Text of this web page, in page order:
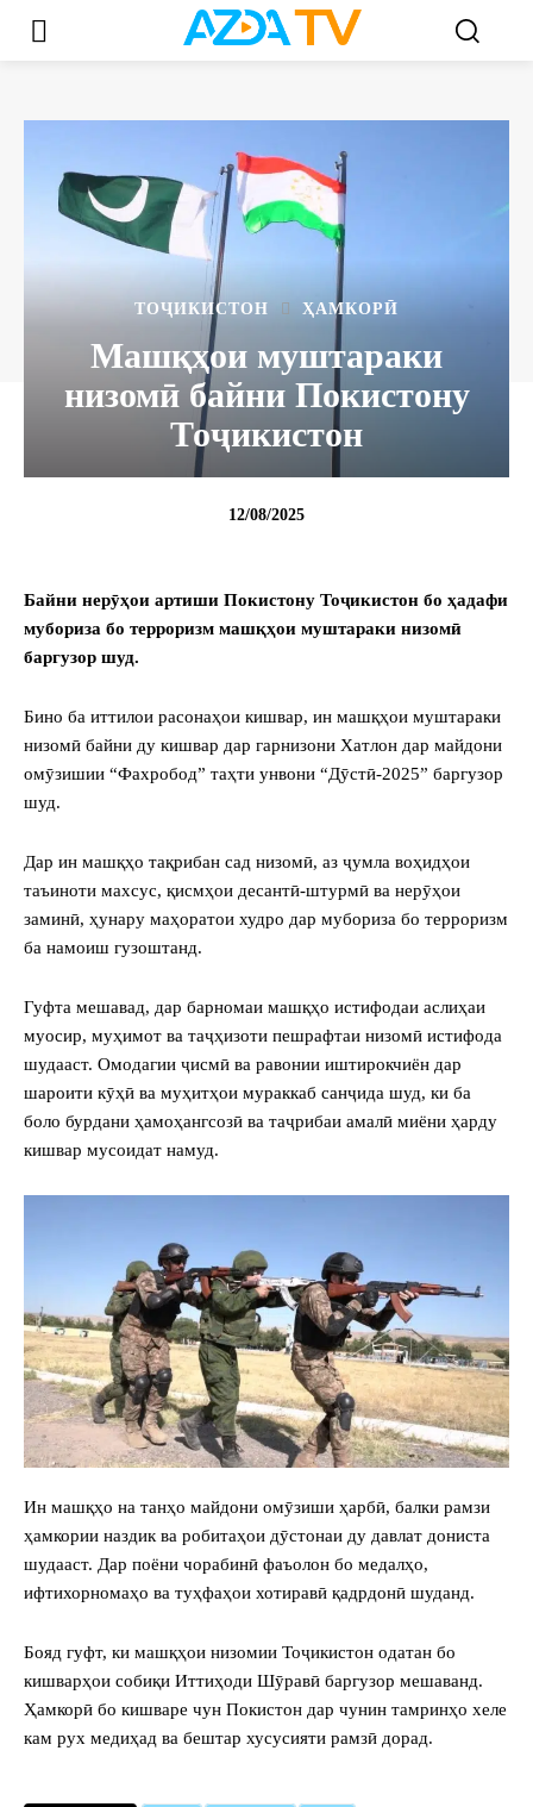
ТОҶИКИСТОН ҲАМКОРӢ
Машқҳои муштараки
низомӣ байни Покистону
Тоҷикистон
12/08/2025
Байни нерӯҳои артиши Покистону Тоҷикистон бо ҳадафи
мубориза бо терроризм машқҳои муштараки низомӣ
баргузор шуд.
Бино ба иттилои расонаҳои кишвар, ин машқҳои муштараки
низомӣ байни ду кишвар дар гарнизони Хатлон дар майдони
омӯзишии “Фахробод” таҳти унвони “Дӯстӣ-2025” баргузор
шуд.
Дар ин машқҳо тақрибан сад низомӣ, аз ҷумла воҳидҳои
таъиноти махсус, қисмҳои десантӣ-штурмӣ ва нерӯҳои
заминӣ, ҳунару маҳоратои худро дар мубориза бо терроризм
ба намоиш гузоштанд.
Гуфта мешавад, дар барномаи машқҳо истифодаи аслиҳаи
муосир, муҳимот ва таҷҳизоти пешрафтаи низомӣ истифода
шудааст. Омодагии ҷисмӣ ва равонии иштирокчиён дар
шароити кӯҳӣ ва муҳитҳои мураккаб санҷида шуд, ки ба
боло бурдани ҳамоҳангсозӣ ва таҷрибаи амалӣ миёни ҳарду
кишвар мусоидат намуд.
Ин машқҳо на танҳо майдони омӯзиши ҳарбӣ, балки рамзи
ҳамкории наздик ва робитаҳои дӯстонаи ду давлат дониста
шудааст. Дар поёни чорабинӣ фаъолон бо медалҳо,
ифтихорномаҳо ва туҳфаҳои хотиравӣ қадрдонӣ шуданд.
Бояд гуфт, ки машқҳои низомии Тоҷикистон одатан бо
кишварҳои собиқи Иттиҳоди Шӯравӣ баргузор мешаванд.
Ҳамкорӣ бо кишваре чун Покистон дар чунин тамринҳо хеле
кам рух медиҳад ва бештар хусусияти рамзӣ дорад.